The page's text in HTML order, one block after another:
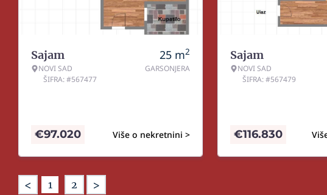
Sajam
NOVI SAD
ŠIFRA: #567477
25 m2
GARSONJERA
Više o nekretnini >
€97.020
Sajam
NOVI SAD
ŠIFRA: #567479
€116.830
< 1 2 >